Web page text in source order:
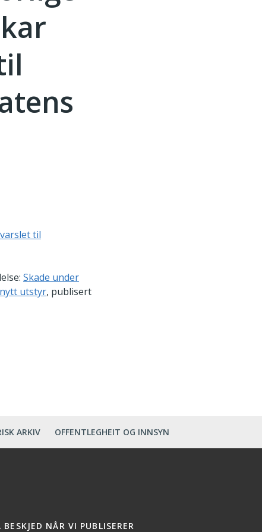
til
Skade under
utstyr, publisert
ARKIV OFFENTLEGHEIT OG INNSYN
BESKJED NÅR VI PUBLISERER